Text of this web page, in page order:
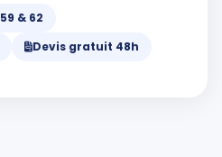
59 & 62
Devis gratuit 48h